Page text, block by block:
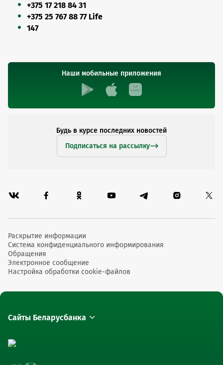
+375 17 218 84 31
+375 25 767 88 77 Life
147
Наши мобильные приложения
Будь в курсе последних новостей
Подписаться на рассылку
Раскрытие информации
Система конфиденциального информирования
Обращения
Электронное сообщение
Настройка обработки cookie-файлов
Сайты Беларусбанка